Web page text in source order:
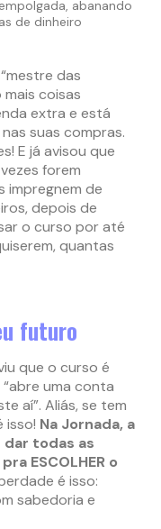
abanando
de dinheiro
das
coisas
extra e está
suas compras.
E já avisou que
forem
impregnem de
depois de
o curso por até
quantas
futuro
que o curso é
uma conta
aí”. Aliás, se tem
isso! Na Jornada, a
dar todas as
ESCOLHER o
é isso:
sabedoria e